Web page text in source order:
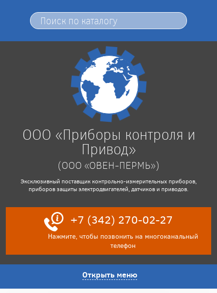
ООО «Приборы контроля и
Привод»
(ООО «ОВЕН-ПЕРМЬ»)
Эксклюзивный поставщик контрольно-измерительных приборов,
приборов защиты электродвигателей, датчиков и приводов.
+7 (342) 270-02-27
Нажмите, чтобы позвонить на многоканальный
телефон
Открыть меню